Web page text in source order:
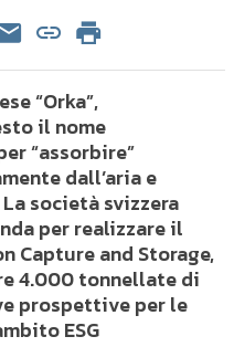
“Orka”,
il nome
“assorbire”
dall’aria e
società svizzera
per realizzare il
Capture and Storage,
4.000 tonnellate di
prospettive per le
ESG